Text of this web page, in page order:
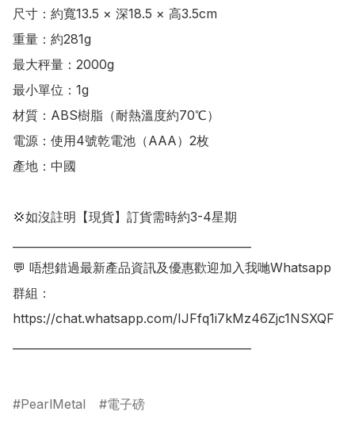
尺寸：約寬13.5 × 深18.5 × 高3.5cm
重量：約281g
最大秤量：2000g
最小單位：1g
材質：ABS樹脂（耐熱溫度約70℃）
電源：使用4號乾電池（AAA）2枚
產地：中國
💢如沒註明【現貨】訂貨需時約3-4星期
💬 唔想錯過最新產品資訊及優惠歡迎加入我哋Whatsapp
群組：
https://chat.whatsapp.com/IJFfq1i7kMz46Zjc1NSXQF
PearlMetal 電子磅